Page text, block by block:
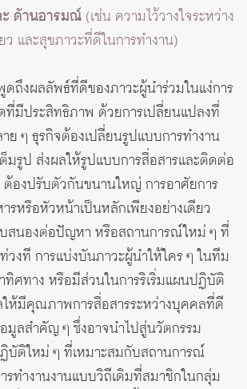
ด้านอารมณ์ (เช่น ความไว้วางใจระหว่าง
และสุขภาวะที่ดีในการทำงาน)
ถึงผลลัพธ์ที่ดีของภาวะผู้นำร่วมในแง่การ
ที่มีประสิทธิภาพ ด้วยการเปลี่ยนแปลงที่
ๆ ธุรกิจต้องเปลี่ยนรูปแบบการทำงาน
มรูป ส่งผลให้รูปแบบการสื่อสารและติดต่อ
ต้องปรับตัวกันขนานใหญ่ การอาศัยการ
รหรือหัวหน้าเป็นหลักเพียงอย่างเดียว
สนองต่อปัญหา หรือสถานการณ์ใหม่ ๆ ที่
วงที การแบ่งบันภาวะผู้นำให้ใคร ๆ ในทีม
ทิศทาง หรือมีส่วนในการริเริ่มแผนปฏิบัติ
ให้มีคุณภาพการสื่อสารระหว่างบุคคลที่ดี
มูลสำคัญ ๆ ซึ่งอาจนำไปสู่นวัตกรรม
บัติใหม่ ๆ ที่เหมาะสมกับสถานการณ์
ทำงานงานแบบวิถีเดิมที่สมาชิกในกลุ่ม